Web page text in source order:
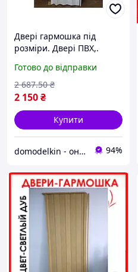
Двері гармошка під
розміри. Двері ПВХ,.
гармошка 81х203см.
Білий ясен
Готово до відправки
2 150₴
2 687.50 ₴
Купити
domodelkin - онлайн маркет товарів для дому 94%